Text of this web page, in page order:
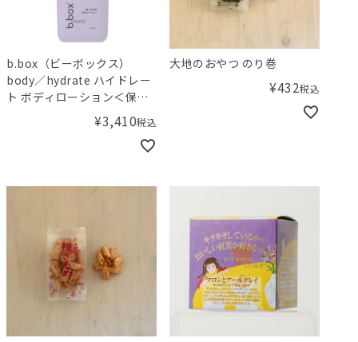
b.box（ビーボックス）
body／hydrate ハイドレー
ト ボディローション＜保湿
¥3,410税込
大地のおやつ のり巻
¥432税込